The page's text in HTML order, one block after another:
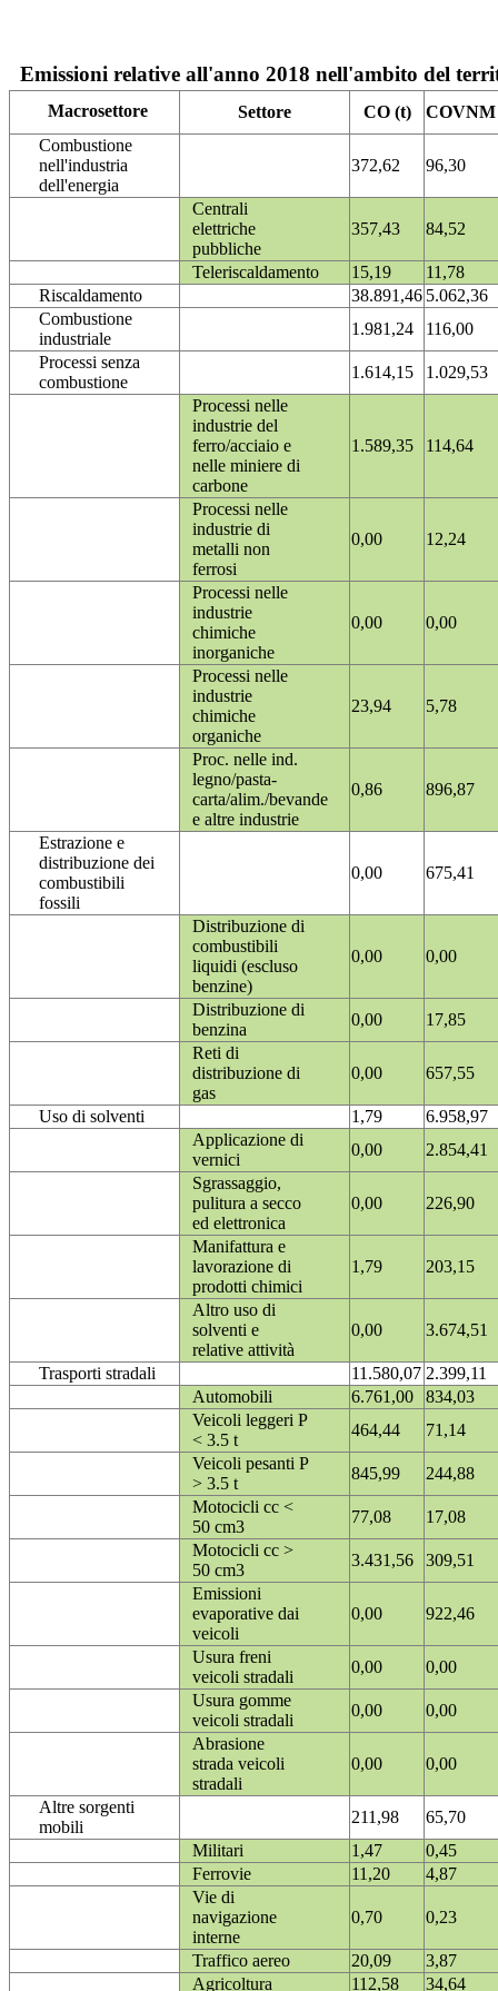
Emissioni relative all'anno 2018 nell'ambito del
Macrosettore Settore CO (t)
COVNM
Combustione
nell'industria
dell'energia
372,62 96,30
Centrali
elettriche
pubbliche
357,43 84,52
Teleriscaldamento 15,19
11,78
Riscaldamento
38.891,46 5.062,36
Combustione
industriale
1.981,24
116,00
Processi senza
combustione
1.614,15
1.029,53
Processi nelle
industrie del
ferro/acciaio e
nelle miniere di
carbone
1.589,35 114,64
Processi nelle
industrie di
metalli non
ferrosi
0,00 12,24
Processi nelle
industrie
chimiche
inorganiche
0,00 0,00
Processi nelle
industrie
chimiche
organiche
23,94 5,78
Proc. nelle ind.
legno/pasta-
carta/alim./bevande
e altre industrie
0,86 896,87
Estrazione e
distribuzione dei
combustibili
fossili
0,00 675,41
Distribuzione di
combustibili
liquidi (escluso
benzine)
0,00 0,00
Distribuzione di
benzina
0,00
17,85
Reti di
distribuzione di
gas
0,00 657,55
Uso di solventi 1,79
6.958,97
Applicazione di
vernici
0,00
2.854,41
Sgrassaggio,
pulitura a secco
ed elettronica
0,00 226,90
Manifattura e
lavorazione di
prodotti chimici
1,79 203,15
Altro uso di
solventi e
relative attività
0,00 3.674,51
Trasporti stradali 11.580,07 2.399,11
Automobili
6.761,00
834,03
Veicoli leggeri P
< 3.5 t
464,44
71,14
Veicoli pesanti P
> 3.5 t
845,99
244,88
Motocicli cc <
50 cm3
77,08
17,08
Motocicli cc >
50 cm3
3.431,56
309,51
Emissioni
evaporative dai
veicoli
0,00 922,46
Usura freni
veicoli stradali
0,00
0,00
Usura gomme
veicoli stradali
0,00
0,00
Abrasione
strada veicoli
stradali
0,00 0,00
Altre sorgenti
mobili
211,98
65,70
Militari
1,47
0,45
Ferrovie
11,20
4,87
Vie di
navigazione
interne
0,70 0,23
Traffico aereo 20,09
3,87
Agricoltura
112,58 34,64